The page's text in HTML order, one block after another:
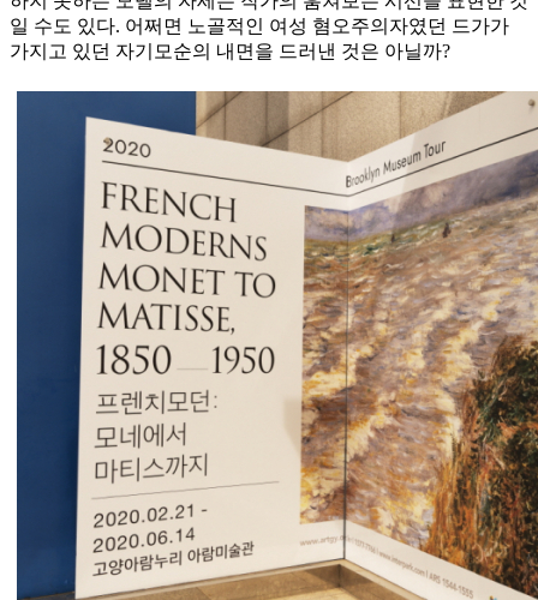
일 수도 있다. 어쩌면 노골적인 여성 혐오주의자였던 드가가
가지고 있던 자기모순의 내면을 드러낸 것은 아닐까?